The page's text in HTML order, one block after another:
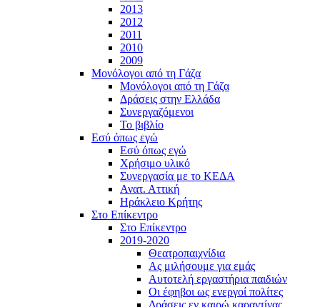
2013
2012
2011
2010
2009
Μονόλογοι από τη Γάζα
Μονόλογοι από τη Γάζα
Δράσεις στην Ελλάδα
Συνεργαζόμενοι
To βιβλίο
Εσύ όπως εγώ
Εσύ όπως εγώ
Χρήσιμο υλικό
Συνεργασία με το ΚΕΔΑ
Ανατ. Αττική
Ηράκλειο Κρήτης
Στο Επίκεντρο
Στο Επίκεντρο
2019-2020
Θεατροπαιχνίδια
Ας μιλήσουμε για εμάς
Αυτοτελή εργαστήρια παιδιών
Οι έφηβοι ως ενεργοί πολίτες
Δράσεις εν καιρώ καραντίνας